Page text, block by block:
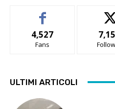
4,527
Fans
ULTIMI ARTICOLI